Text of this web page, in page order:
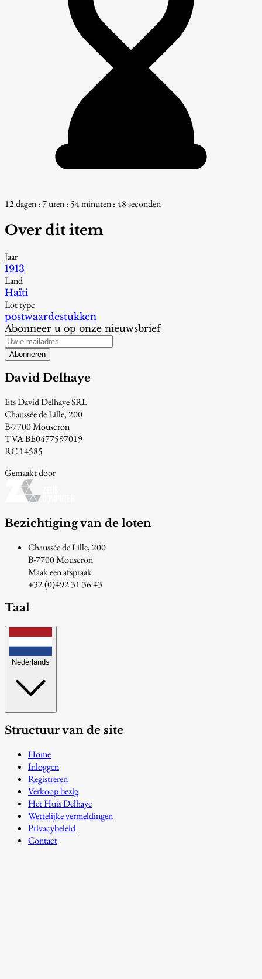
12 dagen : 7 uren : 54 minuten : 47 seconden
Over dit item
Jaar
1913
Land
Haïti
Lot type
postwaardestukken
Abonneer u op onze nieuwsbrief
Abonneren
David Delhaye
Ets David Delhaye SRL
Chaussée de Lille, 200
B-7700 Mouscron
TVA BE0477597019
RC 14585
Gemaakt door
Bezichtiging van de loten
Chaussée de Lille, 200
B-7700 Mouscron
Maak een afspraak
+32 (0)492 31 36 43
Taal
Nederlands
Structuur van de site
Home
Inloggen
Registreren
Verkoop bezig
Het Huis Delhaye
Wettelijke vermeldingen
Privacybeleid
Contact